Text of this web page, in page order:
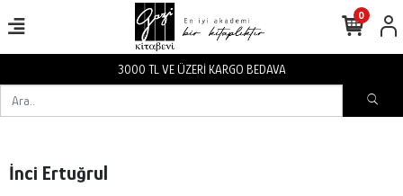
3000 TL VE ÜZERİ KARGO BEDAVA
0
İnci Ertuğrul